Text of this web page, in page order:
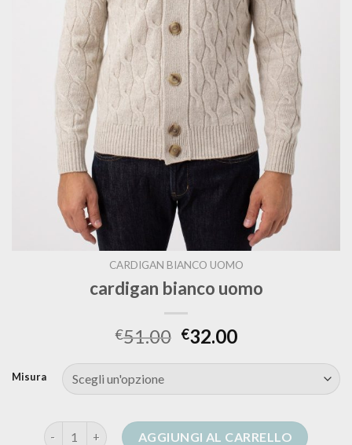
CARDIGAN BIANCO UOMO
cardigan bianco uomo
€51.00 €32.00
Misura
cardigan bianco uomo quantitàAGGIUNGI AL CARRELLO